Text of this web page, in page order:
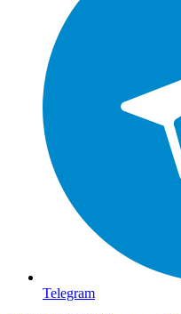
Telegram